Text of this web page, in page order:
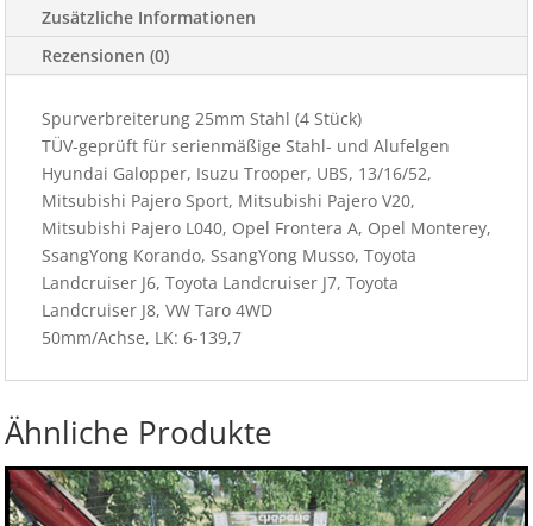
MengeZusätzliche Informationen
Rezensionen (0)
Spurverbreiterung 25mm Stahl (4 Stück)
TÜV-geprüft für serienmäßige Stahl- und Alufelgen
Hyundai Galopper, Isuzu Trooper, UBS, 13/16/52,
Mitsubishi Pajero Sport, Mitsubishi Pajero V20,
Mitsubishi Pajero L040, Opel Frontera A, Opel Monterey,
SsangYong Korando, SsangYong Musso, Toyota
Landcruiser J6, Toyota Landcruiser J7, Toyota
Landcruiser J8, VW Taro 4WD
50mm/Achse, LK: 6-139,7
Ähnliche Produkte